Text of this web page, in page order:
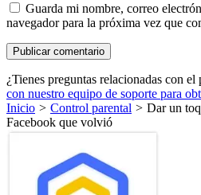
Guarda mi nombre, correo
navegador para la próxima vez que
¿Tienes preguntas relacionadas con el
con nuestro equipo de soporte para
Inicio > Control parental > Dar un
Facebook que volvió